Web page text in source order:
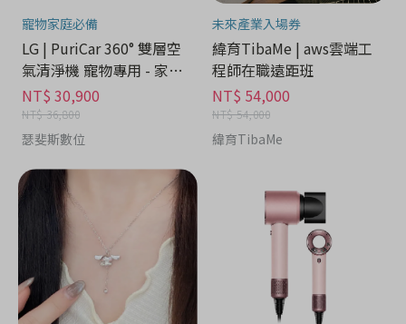
寵物家庭必備
LG | PuriCar 360° 雙層空
氣清淨機 寵物專用 - 家電
分期
NT$ 30,900
NT$ 36,800
瑟斐斯數位
未來產業入場券
緯育TibaMe | aws雲端工
程師在職遠距班
NT$ 54,000
NT$ 54,000
緯育TibaMe